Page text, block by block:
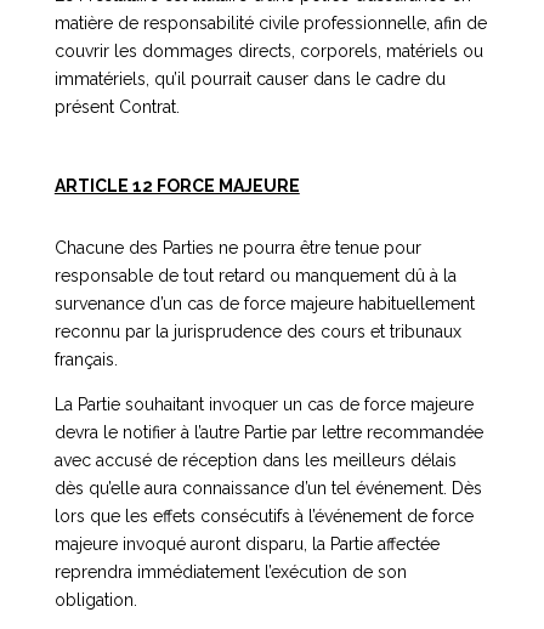
matière de responsabilité civile professionnelle, afin de
couvrir les dommages directs, corporels, matériels ou
immatériels, qu’il pourrait causer dans le cadre du
présent Contrat.
ARTICLE 12 FORCE MAJEURE
Chacune des Parties ne pourra être tenue pour
responsable de tout retard ou manquement dû à la
survenance d’un cas de force majeure habituellement
reconnu par la jurisprudence des cours et tribunaux
français.
La Partie souhaitant invoquer un cas de force majeure
devra le notifier à l’autre Partie par lettre recommandée
avec accusé de réception dans les meilleurs délais
dès qu’elle aura connaissance d’un tel événement. Dès
lors que les effets consécutifs à l’événement de force
majeure invoqué auront disparu, la Partie affectée
reprendra immédiatement l’exécution de son
obligation.